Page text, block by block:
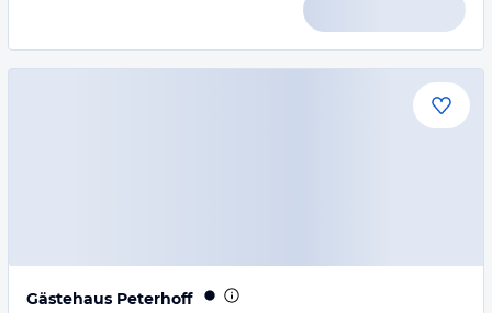
Gästehaus Peterhoff